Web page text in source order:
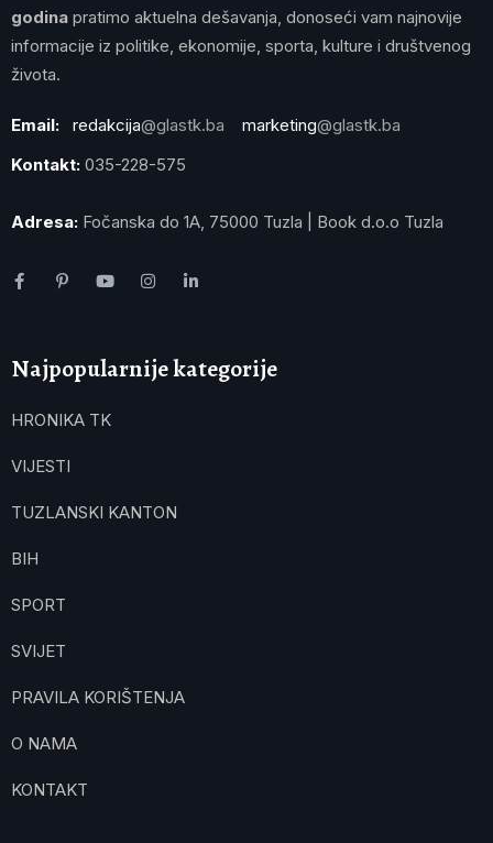
godina pratimo aktuelna dešavanja, donoseći vam najnovije
informacije iz politike, ekonomije, sporta, kulture i društvenog
života.
Email: redakcija@glastk.ba marketing@glastk.ba
Kontakt: 035-228-575
Adresa: Fočanska do 1A, 75000 Tuzla | Book d.o.o Tuzla
Najpopularnije kategorije
HRONIKA TK
VIJESTI
TUZLANSKI KANTON
BIH
SPORT
SVIJET
PRAVILA KORIŠTENJA
O NAMA
KONTAKT